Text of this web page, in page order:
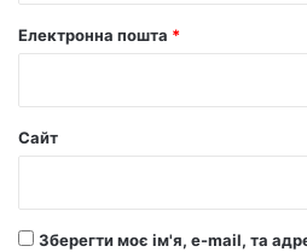
Електронна пошта *
Сайт
Зберегти моє ім'я, e-mail, та